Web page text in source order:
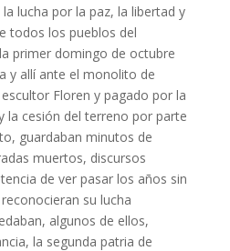
lucha por la paz, la libertad y
todos los pueblos del
primer domingo de octubre
y allí ante el monolito de
Floren y pagado por la
la cesión del terreno por parte
guardaban minutos de
muertos, discursos
de ver pasar los años sin
su lucha
algunos de ellos,
la segunda patria de